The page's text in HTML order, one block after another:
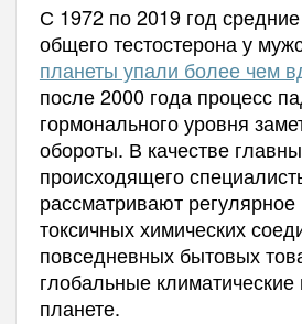
С 1972 по 2019 год средние
общего тестостерона у
планеты упали более чем
после 2000 года процесс
гормонального уровня
обороты. В качестве
происходящего
рассматривают регулярное
токсичных химических
повседневных бытовых
глобальные
планете.